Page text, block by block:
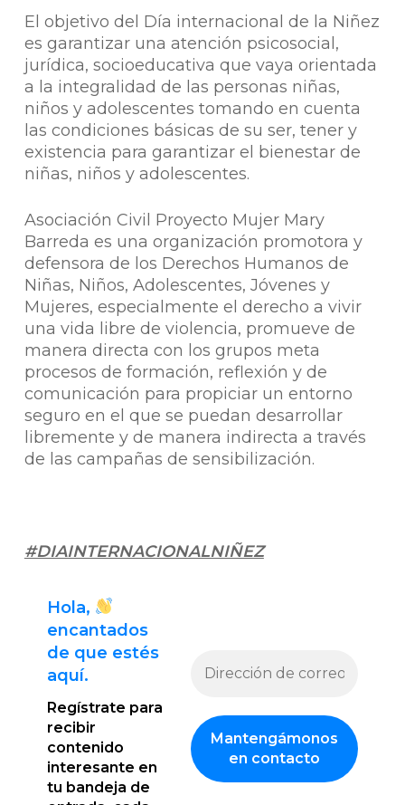
El objetivo del Día internacional de la Niñez
es garantizar una atención psicosocial,
jurídica, socioeducativa que vaya orientada
a la integralidad de las personas niñas,
niños y adolescentes tomando en cuenta
las condiciones básicas de su ser, tener y
existencia para garantizar el bienestar de
niñas, niños y adolescentes.
Asociación Civil Proyecto Mujer Mary
Barreda es una organización promotora y
defensora de los Derechos Humanos de
Niñas, Niños, Adolescentes, Jóvenes y
Mujeres, especialmente el derecho a vivir
una vida libre de violencia, promueve de
manera directa con los grupos meta
procesos de formación, reflexión y de
comunicación para propiciar un entorno
seguro en el que se puedan desarrollar
libremente y de manera indirecta a través
de las campañas de sensibilización.
#DIAINTERNACIONALNIÑEZ
Hola,
encantados
de que estés
aquí.
Regístrate para
recibir
contenido
interesante en
tu bandeja de